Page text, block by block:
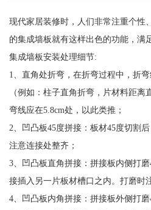
现代家居装修时，人们非常注重个性
的集成墙板就有这样出色的功能，满
集成墙板安装处理细节:
1、直角处折弯，在折弯过程中，折
（例如：柱子直角折弯，片材料距
弯线应在5.8cm处，以此类推；
2、凹凸板45度拼接：板材45度切割
注意连接处整齐；
3、凹凸板直角拼接：拼接板内侧打
接插入另一片板材槽口之内。打磨时
4、凹凸板内角拼接：拼接板外侧打